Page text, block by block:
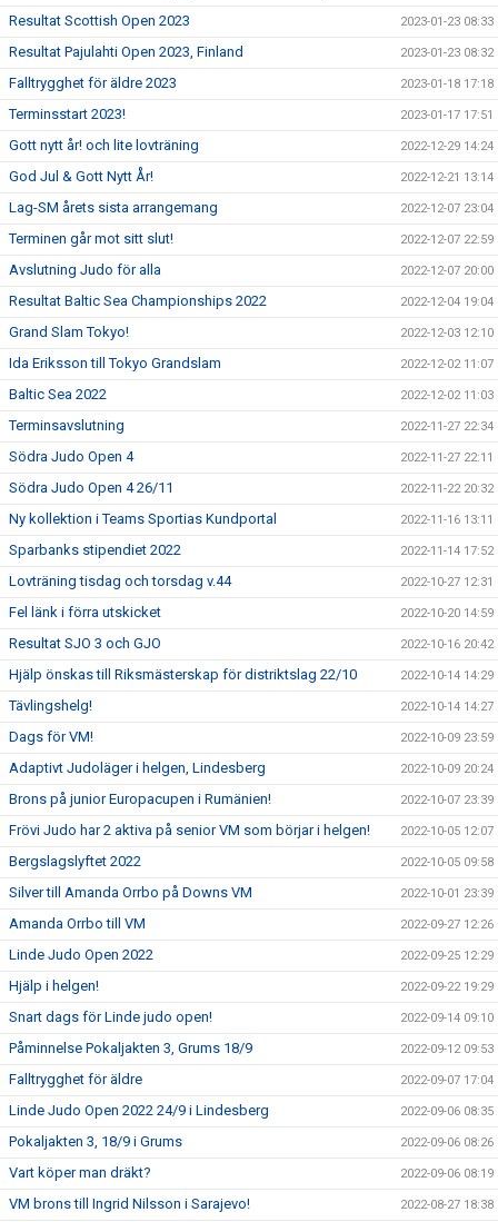
Resultat Scottish Open 2023 2023-01-23 08:33
Resultat Pajulahti Open 2023, Finland 2023-01-23 08:32
Falltrygghet för äldre 2023 2023-01-18 17:18
Terminsstart 2023! 2023-01-17 17:51
Gott nytt år! och lite lovträning 2022-12-29 14:24
God Jul & Gott Nytt År! 2022-12-21 13:14
Lag-SM årets sista arrangemang 2022-12-07 23:04
Terminen går mot sitt slut! 2022-12-07 22:59
Avslutning Judo för alla 2022-12-07 20:00
Resultat Baltic Sea Championships 2022 2022-12-04 19:04
Grand Slam Tokyo! 2022-12-03 12:10
Ida Eriksson till Tokyo Grandslam 2022-12-02 11:07
Baltic Sea 2022 2022-12-02 11:03
Terminsavslutning 2022-11-27 22:34
Södra Judo Open 4 2022-11-27 22:11
Södra Judo Open 4 26/11 2022-11-22 20:32
Ny kollektion i Teams Sportias Kundportal 2022-11-16 13:11
Sparbanks stipendiet 2022 2022-11-14 17:52
Lovträning tisdag och torsdag v.44 2022-10-27 12:31
Fel länk i förra utskicket 2022-10-20 14:59
Resultat SJO 3 och GJO 2022-10-16 20:42
Hjälp önskas till Riksmästerskap för distriktslag 22/10 2022-10-14 14:29
Tävlingshelg! 2022-10-14 14:27
Dags för VM! 2022-10-09 23:59
Adaptivt Judoläger i helgen, Lindesberg 2022-10-09 20:24
Brons på junior Europacupen i Rumänien! 2022-10-07 23:39
Frövi Judo har 2 aktiva på senior VM som börjar i helgen! 2022-10-05 12:07
Bergslagslyftet 2022 2022-10-05 09:58
Silver till Amanda Orrbo på Downs VM 2022-10-01 23:39
Amanda Orrbo till VM 2022-09-27 12:26
Linde Judo Open 2022 2022-09-25 12:29
Hjälp i helgen! 2022-09-22 19:29
Snart dags för Linde judo open! 2022-09-14 09:10
Påminnelse Pokaljakten 3, Grums 18/9 2022-09-12 09:53
Falltrygghet för äldre 2022-09-07 17:04
Linde Judo Open 2022 24/9 i Lindesberg 2022-09-06 08:35
Pokaljakten 3, 18/9 i Grums 2022-09-06 08:26
Vart köper man dräkt? 2022-09-06 08:19
VM brons till Ingrid Nilsson i Sarajevo! 2022-08-27 18:38